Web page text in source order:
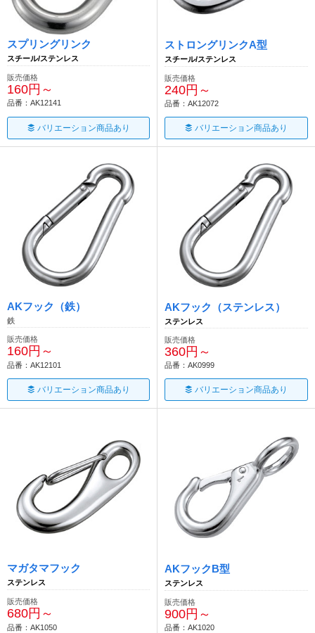
スプリングリンク
スチール/ステンレス
販売価格
160円～
品番：AK12141
バリエーション商品あり
ストロングリンクA型
スチール/ステンレス
販売価格
240円～
品番：AK12072
バリエーション商品あり
AKフック（鉄）
鉄
販売価格
160円～
品番：AK12101
バリエーション商品あり
AKフック（ステンレス）
ステンレス
販売価格
360円～
品番：AK0999
バリエーション商品あり
マガタマフック
ステンレス
販売価格
680円～
品番：AK1050
AKフックB型
ステンレス
販売価格
900円～
品番：AK1020